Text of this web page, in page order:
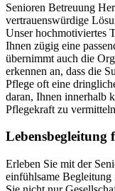
Senioren Betreuung
vertrauenswürdige
Unser hochmotiviertes
Ihnen zügig eine
übernimmt auch die
erkennen an, dass die
Pflege oft eine
daran, Ihnen innerhalb
Pflegekraft zu
Lebensbegleitung
Erleben Sie mit der
einfühlsame